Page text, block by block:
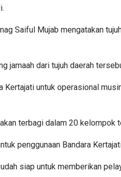
Saiful Mujab mengatakan
jamaah dari tujuh daerah
untuk operasional
terbagi dalam 20
penggunaan Bandara
siap untuk memberikan